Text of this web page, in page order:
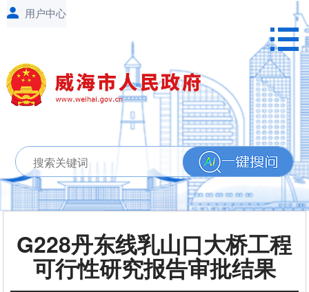
G228丹东线乳山口大桥工程
可行性研究报告审批结果